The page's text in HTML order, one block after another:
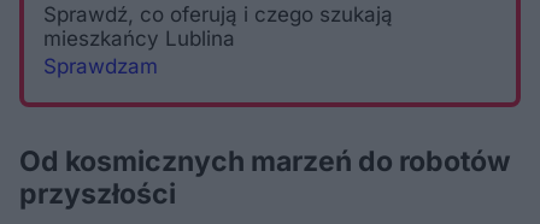
Sprawdź, co oferują i czego szukają
mieszkańcy Lublina
Sprawdzam
Od kosmicznych marzeń do robotów
przyszłości